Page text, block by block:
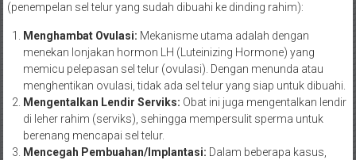
(penempelan sel telur yang sudah dibuahi ke dinding rahim):
Menghambat Ovulasi: Mekanisme utama adalah dengan
menekan lonjakan hormon LH (Luteinizing Hormone) yang
memicu pelepasan sel telur (ovulasi). Dengan menunda atau
menghentikan ovulasi, tidak ada sel telur yang siap untuk dibuahi.
Mengentalkan Lendir Serviks: Obat ini juga mengentalkan lendir
di leher rahim (serviks), sehingga mempersulit sperma untuk
berenang mencapai sel telur.
Mencegah Pembuahan/Implantasi: Dalam beberapa kasus,